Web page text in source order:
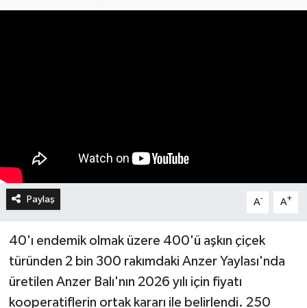
Paylaş A- A+
40'ı endemik olmak üzere 400'ü aşkın çiçek
türünden 2 bin 300 rakımdaki Anzer Yaylası'nda
üretilen Anzer Balı'nın 2026 yılı için fiyatı
kooperatiflerin ortak kararı ile belirlendi. 250